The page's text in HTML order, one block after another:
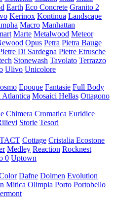
Earth Eco Concrete Granito 2
Kerinox Kontinua Landscape
Macro Manhattan
Marte Metalwood Meteor
Opus Petra Pietra Bauge
Di Sardegna Pietre Etrusche
Stonewash Tavolato Terrazzo
Ulivo Unicolore
Epoque Fantasie Full Body
Atlantica Mosaici Hellas Ottagono
Chimera Cromatica Euridice
Storie Tesori
Cottage Cristalia Ecostone
Medley Reaction Rocknest
0 Uptown
Dafne Dolmen Evolution
Mitica Olimpia Porto Portobello